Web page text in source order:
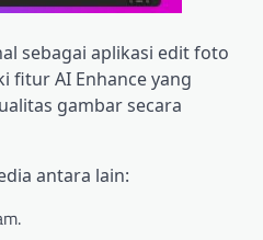
sebagai aplikasi edit foto
fitur AI Enhance yang
gambar secara
antara lain: